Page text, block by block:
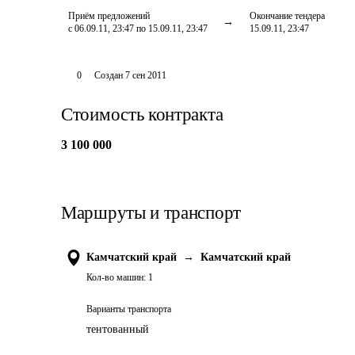
Приём предложений
с 06.09.11, 23:47 по 15.09.11, 23:47
Окончание тендера
15.09.11, 23:47
0 Создан 7 сен 2011
Стоимость контракта
3 100 000
Маршруты и транспорт
Камчатский край → Камчатский край
Кол-во машин: 1
Варианты транспорта
тентованный